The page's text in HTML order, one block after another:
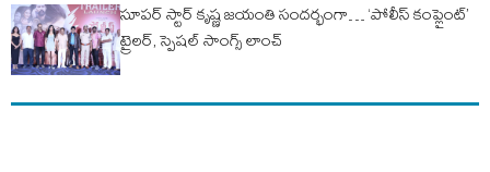
సూపర్ స్టార్ కృష్ణ జయంతి సందర్భంగా… ‘పోలీస్ కంప్లైంట్’
ట్రైలర్, స్పెషల్ సాంగ్స్ లాంచ్